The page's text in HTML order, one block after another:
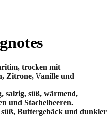
trocken mit
Zitrone, Vanille und
salzig, süß, wärmend,
und Stachelbeeren.
Buttergebäck und dunkler